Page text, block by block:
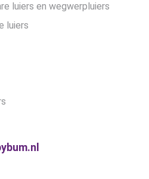
luiers en wegwerpluiers
luiers